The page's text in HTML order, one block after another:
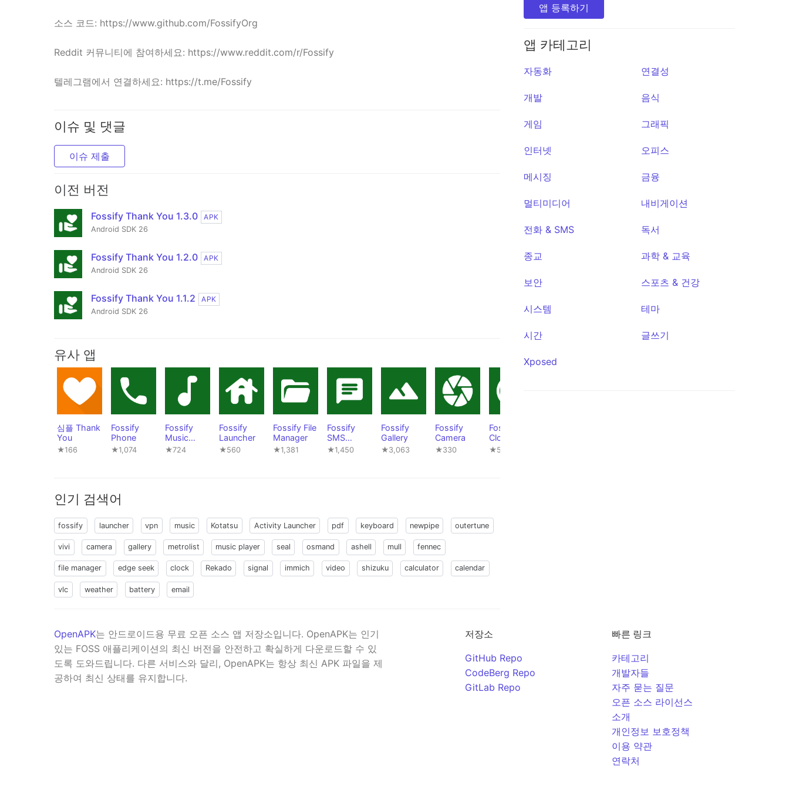
소스 코드: https://www.github.com/FossifyOrg
Reddit 커뮤니티에 참여하세요: https://www.reddit.com/r/Fossify
텔레그램에서 연결하세요: https://t.me/Fossify
이슈 및 댓글
이슈 제출
이전 버전
Fossify Thank You 1.3.0
APK
Android SDK 26
Fossify Thank You 1.2.0
APK
Android SDK 26
Fossify Thank You 1.1.2
APK
Android SDK 26
유사 앱
심플 Thank
You
★166
Fossify
Phone
★1,074
Fossify
Music
Player
★724
Fossify
Launcher
★560
Fossify File
Manager
★1,381
Fossify
SMS
Messenger
★1,450
Fossify
Gallery
★3,063
Fossify
Camera
★330
Fossify
Clock
★562
인기 검색어
fossify launcher vpn music Kotatsu Activity Launcher pdf keyboard newpipe outertune
vivi camera gallery metrolist music player seal osmand ashell mull fennec
file manager edge seek clock Rekado signal immich video shizuku calculator calendar
vlc weather battery email
앱 등록하기
앱 카테고리
자동화 연결성
개발 음식
게임 그래픽
인터넷 오피스
메시징 금융
멀티미디어 내비게이션
전화 & SMS 독서
종교 과학 & 교육
보안 스포츠 & 건강
시스템 테마
시간 글쓰기
Xposed
OpenAPK는 안드로이드용 무료 오픈 소스 앱 저장소입니다. OpenAPK는 인기
있는 FOSS 애플리케이션의 최신 버전을 안전하고 확실하게 다운로드할 수 있
도록 도와드립니다. 다른 서비스와 달리, OpenAPK는 항상 최신 APK 파일을 제
공하여 최신 상태를 유지합니다.
저장소
GitHub Repo
CodeBerg Repo
GitLab Repo
빠른 링크
카테고리
개발자들
자주 묻는 질문
오픈 소스 라이선스
소개
개인정보 보호정책
이용 약관
연락처